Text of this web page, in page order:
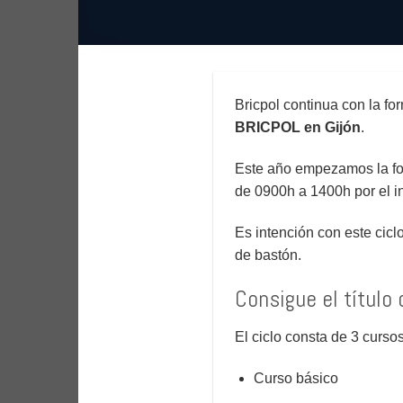
Bricpol continua con la
BRICPOL en Gijón.
Este año empezamos la
de 0900h a 1400h por el
Es intención con este
de bastón.
Consigue el título
El ciclo consta de 3
Curso básico